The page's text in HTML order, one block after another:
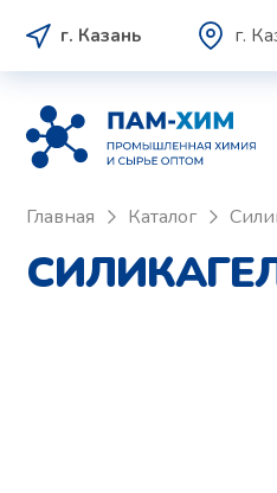
г. Казань г.
Главная Каталог